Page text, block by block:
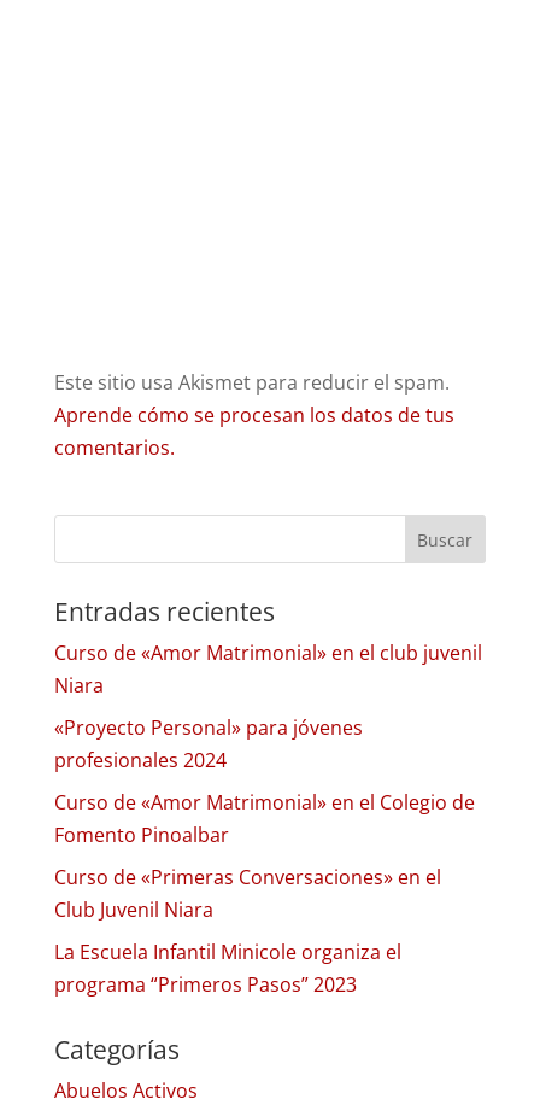
Este sitio usa Akismet para reducir el spam.
Aprende cómo se procesan los datos de tus
comentarios.
Entradas recientes
Curso de «Amor Matrimonial» en el club juvenil
Niara
«Proyecto Personal» para jóvenes
profesionales 2024
Curso de «Amor Matrimonial» en el Colegio de
Fomento Pinoalbar
Curso de «Primeras Conversaciones» en el
Club Juvenil Niara
La Escuela Infantil Minicole organiza el
programa “Primeros Pasos” 2023
Categorías
Abuelos Activos